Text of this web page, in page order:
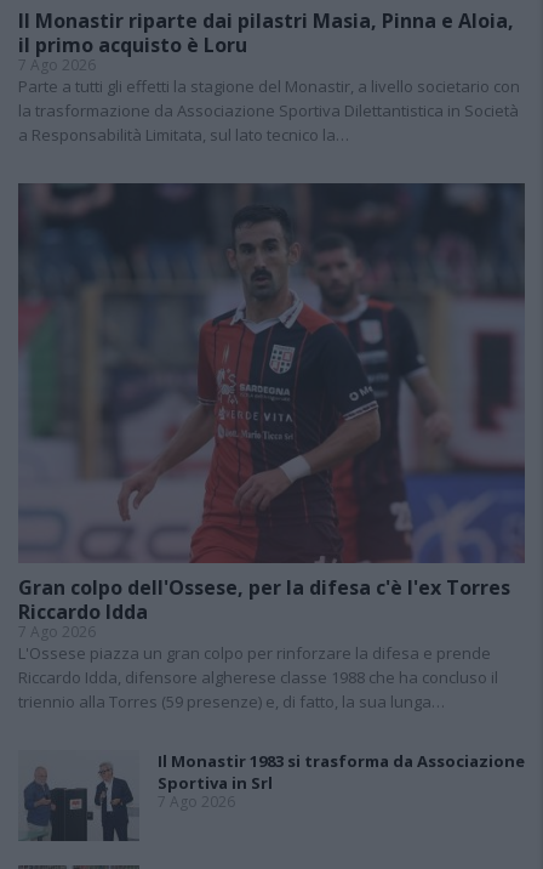
Il Monastir riparte dai pilastri Masia, Pinna e Aloia,
il primo acquisto è Loru
7 Ago 2026
Parte a tutti gli effetti la stagione del Monastir, a livello societario con
la trasformazione da Associazione Sportiva Dilettantistica in Società
a Responsabilità Limitata, sul lato tecnico la…
Gran colpo dell'Ossese, per la difesa c'è l'ex Torres
Riccardo Idda
7 Ago 2026
L'Ossese piazza un gran colpo per rinforzare la difesa e prende
Riccardo Idda, difensore algherese classe 1988 che ha concluso il
triennio alla Torres (59 presenze) e, di fatto, la sua lunga…
Il Monastir 1983 si trasforma da Associazione
Sportiva in Srl
7 Ago 2026